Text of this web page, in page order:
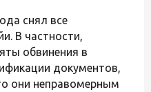
снял все
В частности,
обвинения в
документов,
они неправомерным